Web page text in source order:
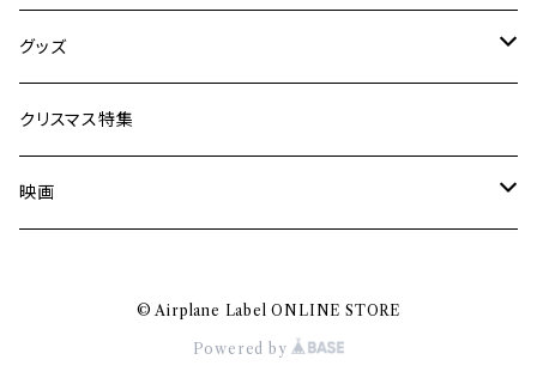
Jun Kawabata
Mooney
ミャンマー伝統音楽
グッズ
Tシャツ
クリスマス特集
映画
© Airplane Label ONLINE STORE
Powered by